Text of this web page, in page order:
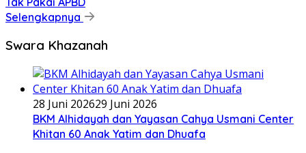
Selengkapnya
Swara Khazanah
28 Juni 202629 Juni 2026
BKM Alhidayah dan Yayasan Cahya Usmani Center
Khitan 60 Anak Yatim dan Dhuafa